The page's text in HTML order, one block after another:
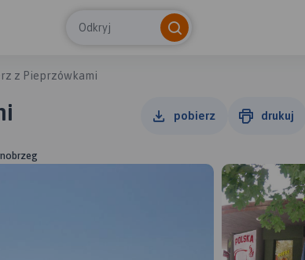
Odkryj
z Pieprzówkami
pobierz drukuj